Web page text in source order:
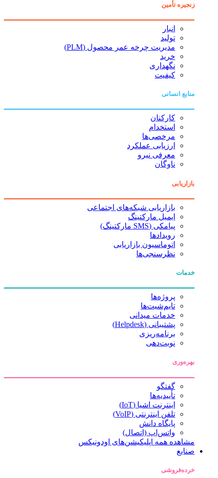
زنجیره تأمین
انبار
تولید
مدیریت چرخه عمر محصول (PLM)
خرید
نگهداری
کیفیت
منابع انسانی
کارکنان
استخدام
مرخصی‌ها
ارزیابی عملکرد
معرفی نیرو
ناوگان
بازاریابی
بازاریابی شبکه‌های اجتماعی
ایمیل مارکتینگ
پیامکی (SMS مارکتینگ)
رویدادها
اتوماسیون بازاریابی
نظرسنجی‌ها
خدمات
پروژه‌ها
تایم‌شیت‌ها
خدمات میدانی
پشتیبانی (Helpdesk)
برنامه‌ریزی
نوبت‌دهی
بهره‌وری
گفتگو
تأییدیه‌ها
اینترنت اشیا (IoT)
تلفن اینترنتی (VoIP)
پایگاه دانش
واتس‌اپ (اتصال)
مشاهده همه اپلیکیشن‌های اودونیکس
صنایع
خرده‌فروشی